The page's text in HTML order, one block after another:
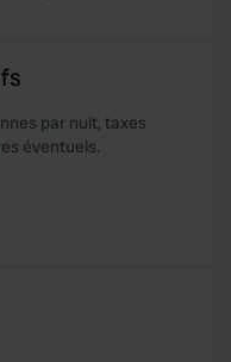
par nuit, taxes
éventuels.